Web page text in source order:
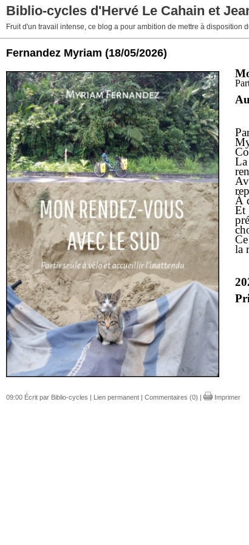
Biblio-cycles d'Hervé Le Cahain et
Fruit d'un travail intense, ce blog a pour ambition de mettre à
Fernandez Myriam (18/05/2026)
À
Et
la
09:00 Écrit par Biblio-cycles | Lien permanent | Commentaires (0) | Imprimer